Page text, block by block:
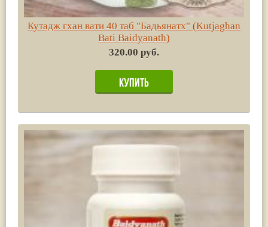
Кутадж гхан вати 40 таб "Бадьянатх" (Kutjaghan
Bati Baidyanath)
320.00 руб.